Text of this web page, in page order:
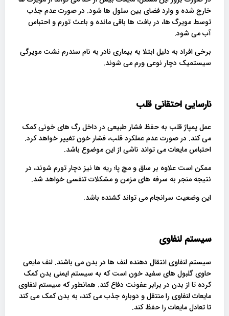
خارج شده و وارد فضای بین سلول ها شود. در صورت عدم جذب
توسط مویرگ ها، در بافت ها باقی مانده و باعث تورم و احتباس
آب می شود.
برخی افراد به دلیل ابتلا به بیماری نادر به نام سندرم نشت مویرگی
سیستمیک دچار نوعی ورم می شوند.
نارسایی احتقانی قلب
عمل پمپاژ قلب به حفظ فشار طبیعی در داخل رگ های خونی کمک
می کند. در صورت عدم عملکرد قلب، فشار خون تغییر خواهد کرد.
احتباس مایعات می تواند ناشی از این موضوع باشد.
ممکن است علاوه بر ساق و مچ پا؛ ریه ها نیز دچار تورم شوند، در
نتیجه منجر به سرفه های مزمن و مشکلات تنفسی خواهد شد.
این وضعیت سرانجام می تواند کشنده باشد.
سیستم لنفاوی
سیستم لنفاوی انتقال دهنده لنف ها در بدن می باشند. لنف مایعی
حاوی گلبول های سفید خون است که به سیستم ایمنی بدن کمک
کرده تا از بدن در برابر عفونت دفاع کند. همانطور که سیستم لنفاوی
مایعات لنفاوی را منتقل و دوباره جذب می کند، به بدن کمک می کند
تا تعادل مایعات را حفظ کند.